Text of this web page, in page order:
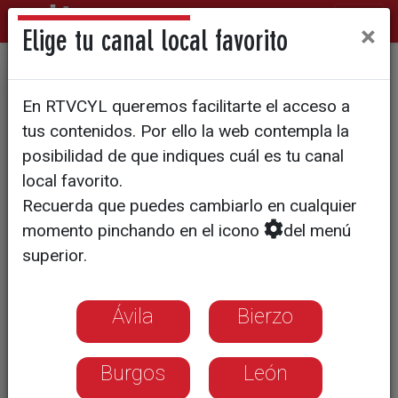
Premio para 'TurisTIC', del
CRA Campos de Gómara
Elige tu canal local favorito ×
En RTVCYL queremos facilitarte el acceso a
tus contenidos. Por ello la web contempla la
posibilidad de que indiques cuál es tu canal
local favorito.
Recuerda que puedes cambiarlo en cualquier
momento pinchando en el icono
del menú
superior.
Ávila Bierzo
Burgos León